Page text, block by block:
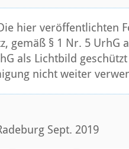
hier veröffentlichten
gemäß § 1 Nr. 5 UrhG
als Lichtbild
nicht weiter
Sept. 2019